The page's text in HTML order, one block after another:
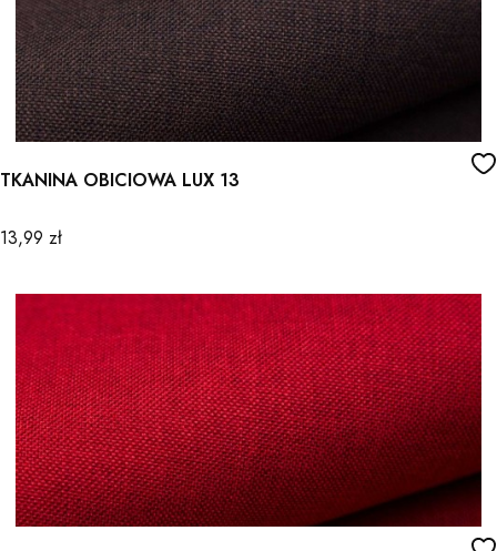
TKANINA OBICIOWA LUX 13
Cena
13,99 zł